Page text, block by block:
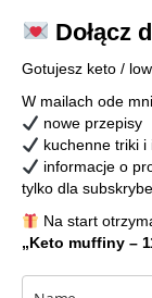
Dołącz
Gotujesz keto /
W mailach ode
nowe przepisy
kuchenne triki i
informacje o
tylko dla
Na start
„Keto muffiny –